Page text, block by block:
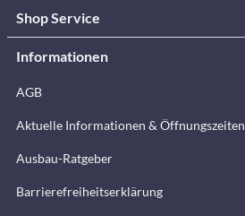
Shop Service
Informationen
AGB
Aktuelle Informationen & Öffnungszeiten
Ausbau-Ratgeber
Barrierefreiheitserklärung